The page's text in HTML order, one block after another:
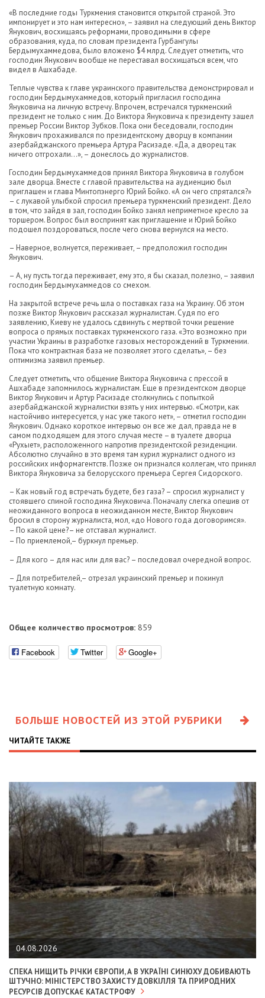
«В последние годы Туркмения становится открытой страной. Это
импонирует и это нам интересно», – заявил на следующий день Виктор
Янукович, восхищаясь реформами, проводимыми в сфере
образования, куда, по словам президента Гурбангулы
Бердымухаммедова, было вложено $4 млрд. Следует отметить, что
господин Янукович вообще не переставал восхищаться всем, что
видел в Ашхабаде.
Теплые чувства к главе украинского правительства демонстрировал и
господин Бердымухаммедов, который пригласил господина
Януковича на личную встречу. Впрочем, встречался туркменский
президент не только с ним. До Виктора Януковича к президенту зашел
премьер России Виктор Зубков. Пока они беседовали, господин
Янукович прохаживался по президентскому дворцу в компании
азербайджанского премьера Артура Расизаде. «Да, а дворец так
ничего отгрохали...», – донеслось до журналистов.
Господин Бердымухаммедов принял Виктора Януковича в голубом
зале дворца. Вместе с главой правительства на аудиенцию был
приглашен и глава Минтопэнерго Юрий Бойко. «А он чего спрятался?»
– с лукавой улыбкой спросил премьера туркменский президент. Дело
в том, что зайдя в зал, господин Бойко занял неприметное кресло за
торшером. Вопрос был воспринят как приглашение и Юрий Бойко
подошел поздороваться, после чего снова вернулся на место.
– Наверное, волнуется, переживает, – предположил господин
Янукович.
– А, ну пусть тогда переживает, ему это, я бы сказал, полезно, – заявил
господин Бердымухаммедов со смехом.
На закрытой встрече речь шла о поставках газа на Украину. Об этом
позже Виктор Янукович рассказал журналистам. Судя по его
заявлению, Киеву не удалось сдвинуть с мертвой точки решение
вопроса о прямых поставках туркменского газа. «Это возможно при
участии Украины в разработке газовых месторождений в Туркмении.
Пока что контрактная база не позволяет этого сделать», – без
оптимизма заявил премьер.
Следует отметить, что общение Виктора Януковича с прессой в
Ашхабаде запомнилось журналистам. Еще в президентском дворце
Виктор Янукович и Артур Расизаде столкнулись с попыткой
азербайджанской журналистки взять у них интервью. «Смотри, как
настойчиво интересуется, у нас уже такого нет», – отметил господин
Янукович. Однако короткое интервью он все же дал, правда не в
самом подходящем для этого случая месте – в туалете дворца
«Рухыет», расположенного напротив президентской резиденции.
Абсолютно случайно в это время там курил журналист одного из
российских информагентств. Позже он признался коллегам, что принял
Виктора Януковича за белорусского премьера Сергея Сидорского.
– Как новый год встречать будете, без газа? – спросил журналист у
стоявшего спиной господина Януковича. Поначалу слегка опешив от
неожиданного вопроса в неожиданном месте, Виктор Янукович
бросил в сторону журналиста, мол, «до Нового года договоримся».
– По какой цене?– не отставал журналист.
– По приемлемой,– буркнул премьер.
– Для кого – для нас или для вас? – последовал очередной вопрос.
– Для потребителей,– отрезал украинский премьер и покинул
туалетную комнату.
Общее количество просмотров: 859
Facebook Twitter Google+
БОЛЬШЕ НОВОСТЕЙ ИЗ ЭТОЙ РУБРИКИ
ЧИТАЙТЕ ТАКЖЕ
04.08.2026
СПЕКА НИЩИТЬ РІЧКИ ЄВРОПИ, А В УКРАЇНІ СИНЮХУ ДОБИВАЮТЬ
ШТУЧНО: МІНІСТЕРСТВО ЗАХИСТУ ДОВКІЛЛЯ ТА ПРИРОДНИХ
РЕСУРСІВ ДОПУСКАЄ КАТАСТРОФУ